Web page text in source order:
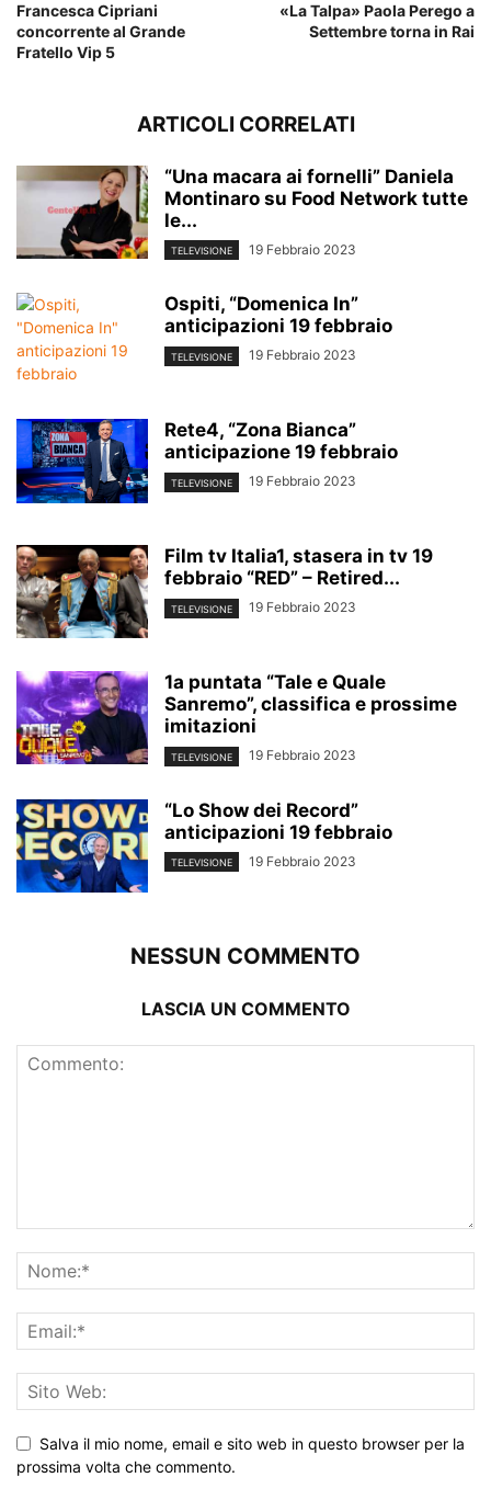
Francesca Cipriani
concorrente al Grande
Fratello Vip 5
«La Talpa» Paola Perego a
Settembre torna in Rai
ARTICOLI CORRELATI
“Una macara ai fornelli” Daniela
Montinaro su Food Network tutte
le...
TELEVISIONE 19 Febbraio 2023
Ospiti, “Domenica In”
anticipazioni 19 febbraio
TELEVISIONE 19 Febbraio 2023
Rete4, “Zona Bianca”
anticipazione 19 febbraio
TELEVISIONE 19 Febbraio 2023
Film tv Italia1, stasera in tv 19
febbraio “RED” – Retired...
TELEVISIONE 19 Febbraio 2023
1a puntata “Tale e Quale
Sanremo”, classifica e prossime
imitazioni
TELEVISIONE 19 Febbraio 2023
“Lo Show dei Record”
anticipazioni 19 febbraio
TELEVISIONE 19 Febbraio 2023
NESSUN COMMENTO
LASCIA UN COMMENTO
Salva il mio nome, email e sito web in questo browser per la
prossima volta che commento.